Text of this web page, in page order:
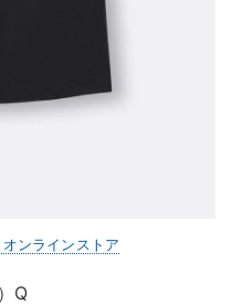
ンラインストア
Q